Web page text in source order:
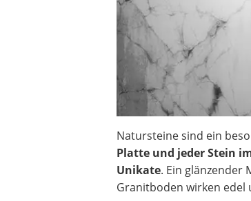
Video-Türsprechanlage
Natursteine sind ein
Platte und jeder Stein
Unikate. Ein
Granitboden wirken edel